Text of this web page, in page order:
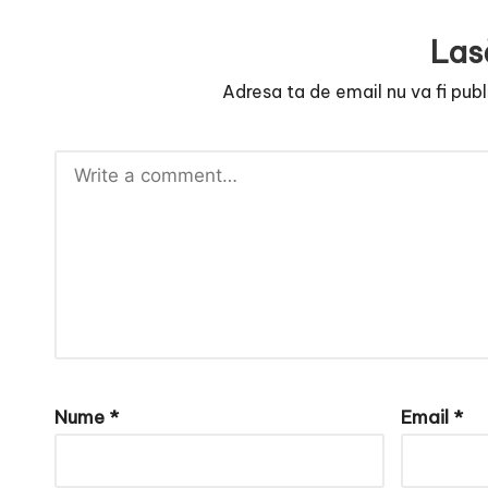
Adresa ta de email nu va fi
Nume * Email *